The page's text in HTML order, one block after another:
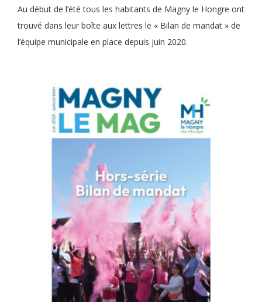
Au début de l’été tous les habitants de Magny le Hongre ont
trouvé dans leur boîte aux lettres le « Bilan de mandat » de
l’équipe municipale en place depuis juin 2020.